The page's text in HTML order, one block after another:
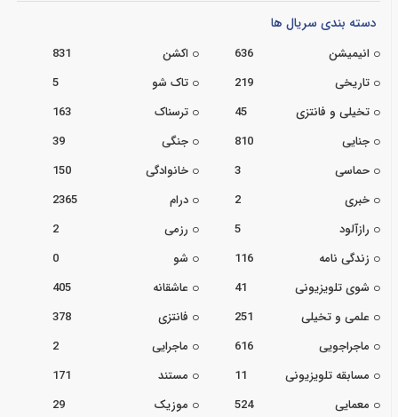
دسته بندی سریال ها
انیمیشن 636 اکشن
831
تاریخی
219 تاک شو
5
تخیلی و فانتزی
45 ترسناک
163
جنایی
810 جنگی
39
حماسی
3 خانوادگی
150
خبری
2 درام
2365
رازآلود
5 رزمی
2
زندگی نامه
116 شو
0
شوی تلویزیونی
41 عاشقانه
405
علمی و تخیلی
251 فانتزی
378
ماجراجویی
616 ماجرایی
2
مسابقه تلویزیونی
11 مستند
171
معمایی
524 موزیک 29